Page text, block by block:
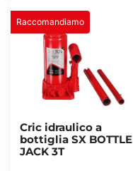
Raccomandiamo
Cric idraulico a
bottiglia SX BOTTLE
JACK 3T